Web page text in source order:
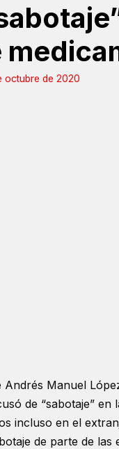
octubre de 2020
Andrés Manuel
de “sabotaje”
incluso en el
de parte de